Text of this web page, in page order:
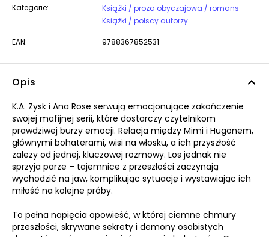
Kategorie:
Książki / proza obyczajowa / romans
Książki / polscy autorzy
EAN: 9788367852531
Opis
K.A. Zysk i Ana Rose serwują emocjonujące zakończenie
swojej mafijnej serii, które dostarczy czytelnikom
prawdziwej burzy emocji. Relacja między Mimi i Hugonem,
głównymi bohaterami, wisi na włosku, a ich przyszłość
zależy od jednej, kluczowej rozmowy. Los jednak nie
sprzyja parze – tajemnice z przeszłości zaczynają
wychodzić na jaw, komplikując sytuację i wystawiając ich
miłość na kolejne próby.
To pełna napięcia opowieść, w której ciemne chmury
przeszłości, skrywane sekrety i demony osobistych